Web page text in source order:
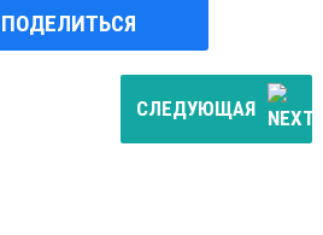
ПОДЕЛИТЬСЯ
СЛЕДУЮЩАЯ